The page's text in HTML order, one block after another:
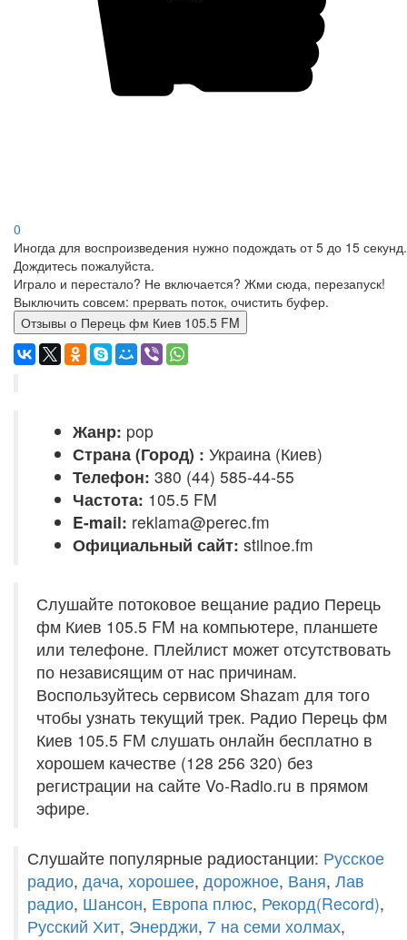
0
Иногда для воспроизведения нужно подождать от 5 до 15 секунд.
Дождитесь пожалуйста.
Играло и перестало? Не включается? Жми сюда, перезапуск!
Выключить совсем: прервать поток, очистить буфер.
Отзывы о Перець фм Киев 105.5 FM
Жанр: pop
Страна (Город) : Украина (Киев)
Телефон: 380 (44) 585-44-55
Частота: 105.5 FM
E-mail: reklama@perec.fm
Официальный сайт: stilnoe.fm
Слушайте потоковое вещание радио Перець
фм Киев 105.5 FM на компьютере, планшете
или телефоне. Плейлист может отсутствовать
по независящим от нас причинам.
Воспользуйтесь сервисом Shazam для того
чтобы узнать текущий трек. Радио Перець фм
Киев 105.5 FM слушать онлайн бесплатно в
хорошем качестве (128 256 320) без
регистрации на сайте Vo-Radio.ru в прямом
эфире.
Слушайте популярные радиостанции: Русское
радио, дача, хорошее, дорожное, Ваня, Лав
радио, Шансон, Европа плюс, Рекорд(Record),
Русский Хит, Энерджи, 7 на семи холмах,